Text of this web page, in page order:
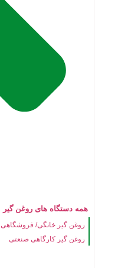
همه دستگاه های روغن گیر
روغن گیر خانگی/ فروشگاهی
روغن گیر کارگاهی صنعتی